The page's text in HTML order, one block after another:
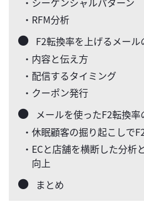
・RFM分析
F2転換率を上げるメール
・内容と伝え方
・配信するタイミング
・クーポン発行
メールを使ったF2転換率
・休眠顧客の掘り起こしで
・ECと店舗を横断した分
向上
まとめ